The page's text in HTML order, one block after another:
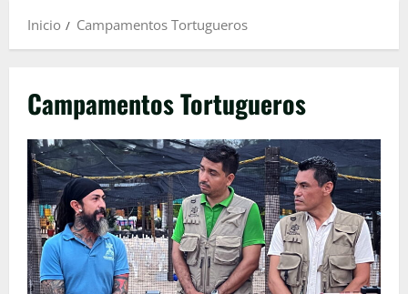
Inicio Campamentos Tortugueros
Campamentos Tortugueros